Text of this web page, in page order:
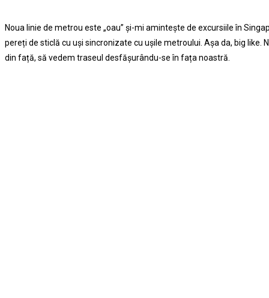
Noua linie de metrou este „oau” şi-mi aminteşte de excursiile în
pereți de sticlă cu uşi sincronizate cu uşile metroului. Aşa da, big
din față, să vedem traseul desfăşurându-se în fața noastră.